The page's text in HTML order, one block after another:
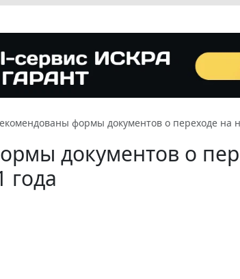
формы документов о переходе на
документов о
года